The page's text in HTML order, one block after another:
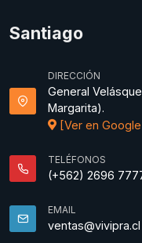
Santiago
DIRECCIÓN
General
Margarita).
[Ver en
TELÉFONOS
(+562) 2696
EMAIL
ventas@vivipra.cl